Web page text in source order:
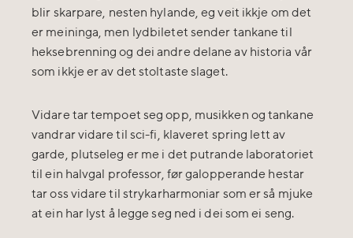
blir skarpare, nesten hylande, eg veit ikkje om det
er meininga, men lydbiletet sender tankane til
heksebrenning og dei andre delane av historia vår
som ikkje er av det stoltaste slaget.
Vidare tar tempoet seg opp, musikken og tankane
vandrar vidare til sci-fi, klaveret spring lett av
garde, plutseleg er me i det putrande laboratoriet
til ein halvgal professor, før galopperande hestar
tar oss vidare til strykarharmoniar som er så mjuke
at ein har lyst å legge seg ned i dei som ei seng.